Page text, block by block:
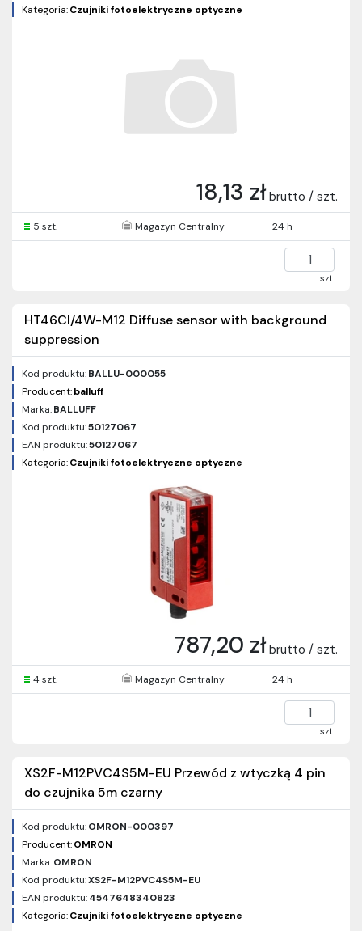
Kategoria:Czujniki fotoelektryczne optyczne
18,13 zł brutto / szt.
5 szt. Magazyn Centralny 24 h
szt.
HT46CI/4W-M12 Diffuse sensor with background
suppression
Kod produktu:BALLU-000055
Producent:balluff
Marka:BALLUFF
Kod produktu:50127067
EAN produktu:50127067
Kategoria:Czujniki fotoelektryczne optyczne
787,20 zł brutto / szt.
4 szt. Magazyn Centralny 24 h
szt.
XS2F-M12PVC4S5M-EU Przewód z wtyczką 4 pin
do czujnika 5m czarny
Kod produktu:OMRON-000397
Producent:OMRON
Marka:OMRON
Kod produktu:XS2F-M12PVC4S5M-EU
EAN produktu:4547648340823
Kategoria:Czujniki fotoelektryczne optyczne